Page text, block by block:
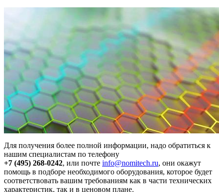
Для получения более полной информации, надо обратиться к
нашим специалистам по телефону
+7 (495) 268-0242, или почте info@nomitech.ru, они окажут
помощь в подборе необходимого оборудования, которое будет
соответствовать вашим требованиям как в части технических
характеристик, так и в ценовом плане.